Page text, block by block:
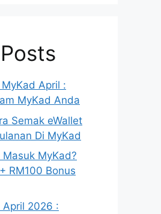
April :
MyKad Anda
Semak eWallet
Di MyKad
Masuk MyKad?
RM100 Bonus
April 2026 :